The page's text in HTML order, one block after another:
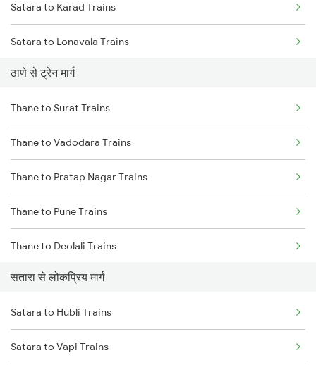
Chennai to Coimbatore Trains
Satara to Karad Trains
Satara to Lonavala Trains
Satara to Kolhapur Trains
ठाणे से ट्रेन मार्ग
Thane to Surat Trains
Thane to Vadodara Trains
Thane to Pratap Nagar Trains
Thane to Pune Trains
Thane to Deolali Trains
Thane to Nashik Trains
Thane to Vapi Trains
Thane to Bhusawal Trains
सतारा से लोकप्रिय मार्ग
Satara to Hubli Trains
Satara to Vapi Trains